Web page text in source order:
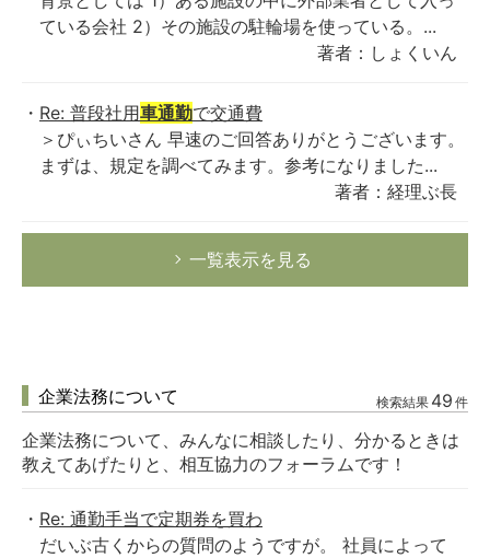
ている会社 2）その施設の駐輪場を使っている。...
著者：しょくいん
Re: 普段社用車通勤で交通費
＞ぴぃちいさん 早速のご回答ありがとうございます。
まずは、規定を調べてみます。参考になりました...
著者：経理ぶ長
一覧表示を見る
企業法務について 検索結果 49 件
企業法務について、みんなに相談したり、分かるときは
教えてあげたりと、相互協力のフォーラムです！
Re: 通勤手当で定期券を買わ
だいぶ古くからの質問のようですが。 社員によって